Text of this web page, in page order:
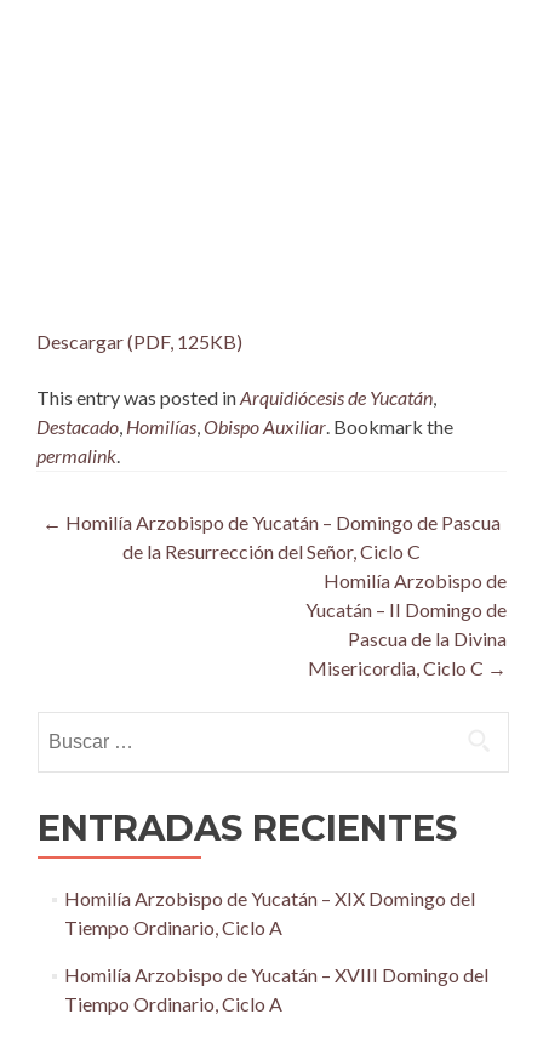
Descargar (PDF, 125KB)
This entry was posted inArquidiócesis de Yucatán
Destacado Homilías Obispo Auxiliar . Bookmark the
permalink
Post
navigation
← Homilía Arzobispo de Yucatán – Domingo de Pascua
de la Resurrección del Señor, Ciclo C
Homilía Arzobispo de
Yucatán – II Domingo de
Pascua de la Divina
Misericordia, Ciclo C →
ENTRADAS RECIENTES
Homilía Arzobispo de Yucatán – XIX Domingo del
Tiempo Ordinario, Ciclo A
Homilía Arzobispo de Yucatán – XVIII Domingo del
Tiempo Ordinario, Ciclo A